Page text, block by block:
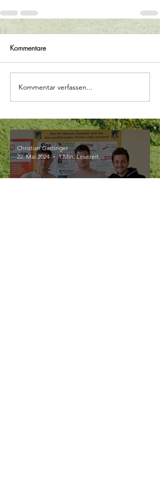
Kommentare
Kommentar verfassen...
Christian Gastinger
22. Mai 2024
1 Min. Lesezeit